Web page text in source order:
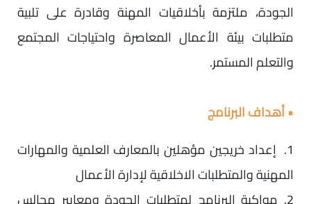
الجودة، ملتزمة بأخلاقيات المهنة وقادرة على تلبية
متطلبات بيئة الأعمال المعاصرة واحتياجات المجتمع
والتعلم المستمر.
• أهداف البرنامج
1. إعداد خريجين مؤهلين بالمعارف العلمية والمهارات
المهنية والمتطلبات الاخلاقية لإدارة الأعمال